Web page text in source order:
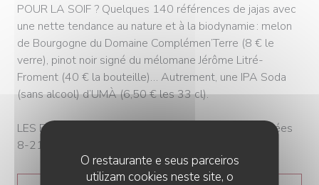
O restaurante e seus parceiros
utilizam cookies neste site, o
POUR LA SOIF ? Quelques 140 références de jajas avec
une nette tendance au nature et à la biodynamie : melon
de Bourgogne du Domaine Complémen’Terre (8 € le
verre), pinot noir signé du mélomane Jérôme Litré-
Froment (40 € la bouteille)… Autrement, une IPA Soda
(sans alcool) d’UMÀ (6,50 € les 33 cl).
LES PRIX : formules 22-26 € (midi en semaine), entrées
8-21 €, plats 25-30 €, desserts 8-10 €.